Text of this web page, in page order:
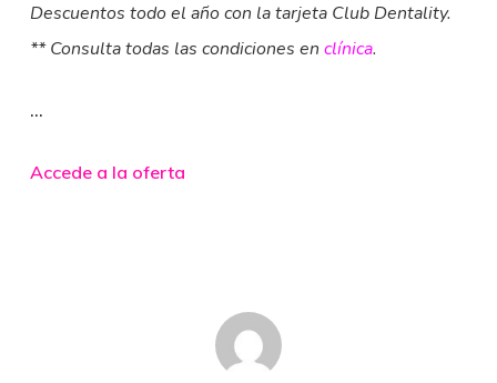
Descuentos todo el año con la tarjeta Club Dentality.
** Consulta todas las condiciones en clínica.
…
Accede a la oferta